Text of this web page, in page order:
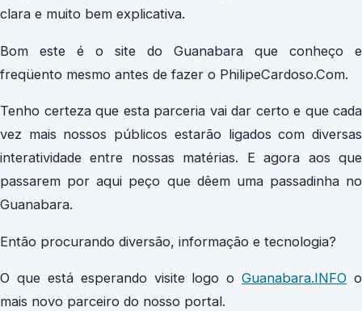
clara e muito bem explicativa.
Bom este é o site do Guanabara que conheço e
freqüento mesmo antes de fazer o PhilipeCardoso.Com.
Tenho certeza que esta parceria vai dar certo e que cada
vez mais nossos públicos estarão ligados com diversas
interatividade entre nossas matérias. E agora aos que
passarem por aqui peço que dêem uma passadinha no
Guanabara.
Então procurando diversão, informação e tecnologia?
O que está esperando visite logo oGuanabara.INFO o
mais novo parceiro do nosso portal.